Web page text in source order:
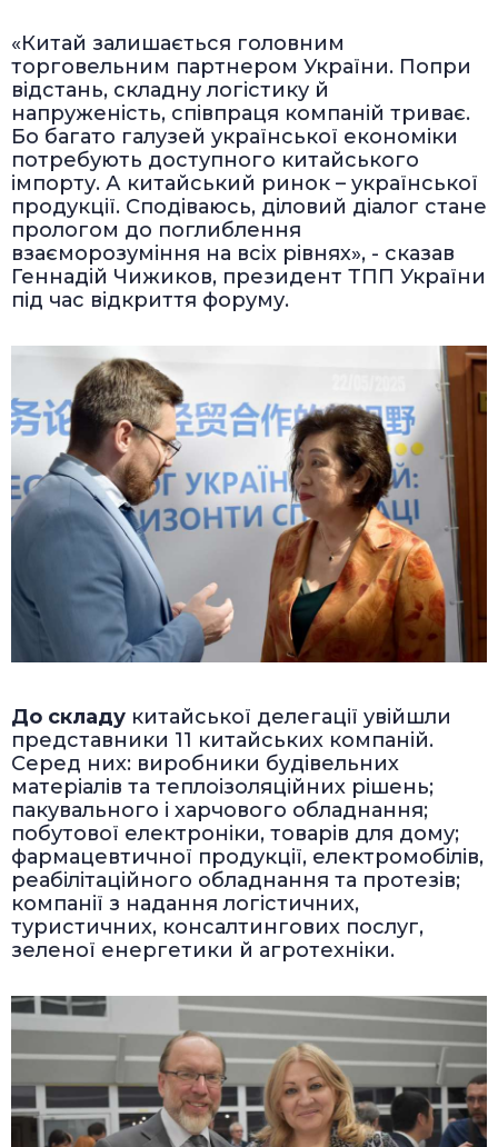
«Китай залишається головним
торговельним партнером України. Попри
відстань, складну логістику й
напруженість, співпраця компаній триває.
Бо багато галузей української економіки
потребують доступного китайського
імпорту. А китайський ринок – української
продукції. Сподіваюсь, діловий діалог стане
прологом до поглиблення
взаєморозуміння на всіх рівнях», - сказав
Геннадій Чижиков, президент ТПП України
під час відкриття форуму.
До складу китайської делегації увійшли
представники 11 китайських компаній.
Серед них: виробники будівельних
матеріалів та теплоізоляційних рішень;
пакувального і харчового обладнання;
побутової електроніки, товарів для дому;
фармацевтичної продукції, електромобілів,
реабілітаційного обладнання та протезів;
компанії з надання логістичних,
туристичних, консалтингових послуг,
зеленої енергетики й агротехніки.